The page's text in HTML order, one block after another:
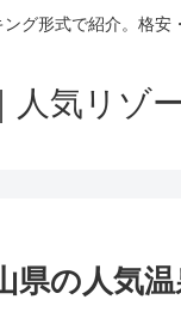
形式で紹介。格
人気リゾ
県の人気